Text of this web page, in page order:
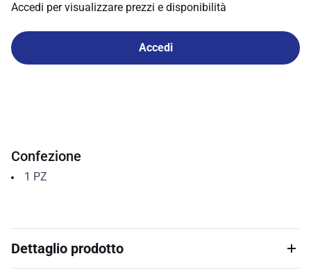
Accedi per visualizzare prezzi e disponibilità
Accedi
Confezione
1 PZ
Dettaglio prodotto